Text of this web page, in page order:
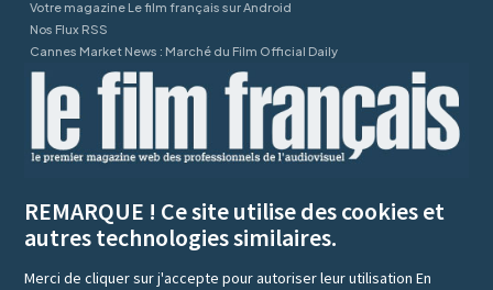
Votre magazine Le film français sur Android
Nos Flux RSS
Cannes Market News : Marché du Film Official Daily
REMARQUE ! Ce site utilise des cookies et
autres technologies similaires.
Merci de cliquer sur j'accepte pour autoriser leur utilisationEn